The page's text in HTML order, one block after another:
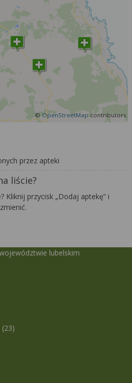
© OpenStreetMap contributors
przez apteki
liście?
Kliknij przycisk „Dodaj aptekę” i
lubelskim